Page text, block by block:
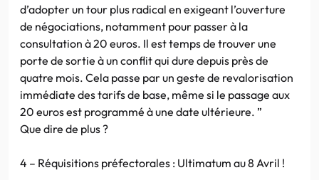
d’adopter un tour plus radical en exigeant l’ouverture
de négociations, notamment pour passer à la
consultation à 20 euros. Il est temps de trouver une
porte de sortie à un conflit qui dure depuis près de
quatre mois. Cela passe par un geste de revalorisation
immédiate des tarifs de base, même si le passage aux
20 euros est programmé à une date ultérieure. ”
Que dire de plus ?
4 – Réquisitions préfectorales : Ultimatum au 8 Avril !